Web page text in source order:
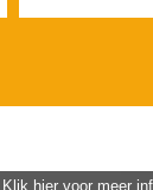
hier voor meer